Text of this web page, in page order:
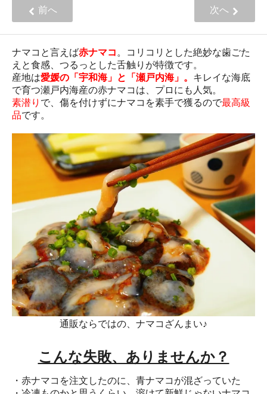
前へ 次へ
ナマコと言えば赤ナマコ 。コリコリとした絶妙な歯ごた
えと食感、つるっとした舌触りが特徴です。
産地は愛媛の「宇和海」と「瀬戸内海」。 キレイな海底
で育つ瀬戸内海産の赤ナマコは、プロにも人気。
素潜り で、傷を付けずにナマコを素手で獲るので最高級
品です。
通販ならではの、ナマコざんまい♪
こんな失敗、ありませんか？
・赤ナマコを注文したのに、青ナマコが混ざっていた